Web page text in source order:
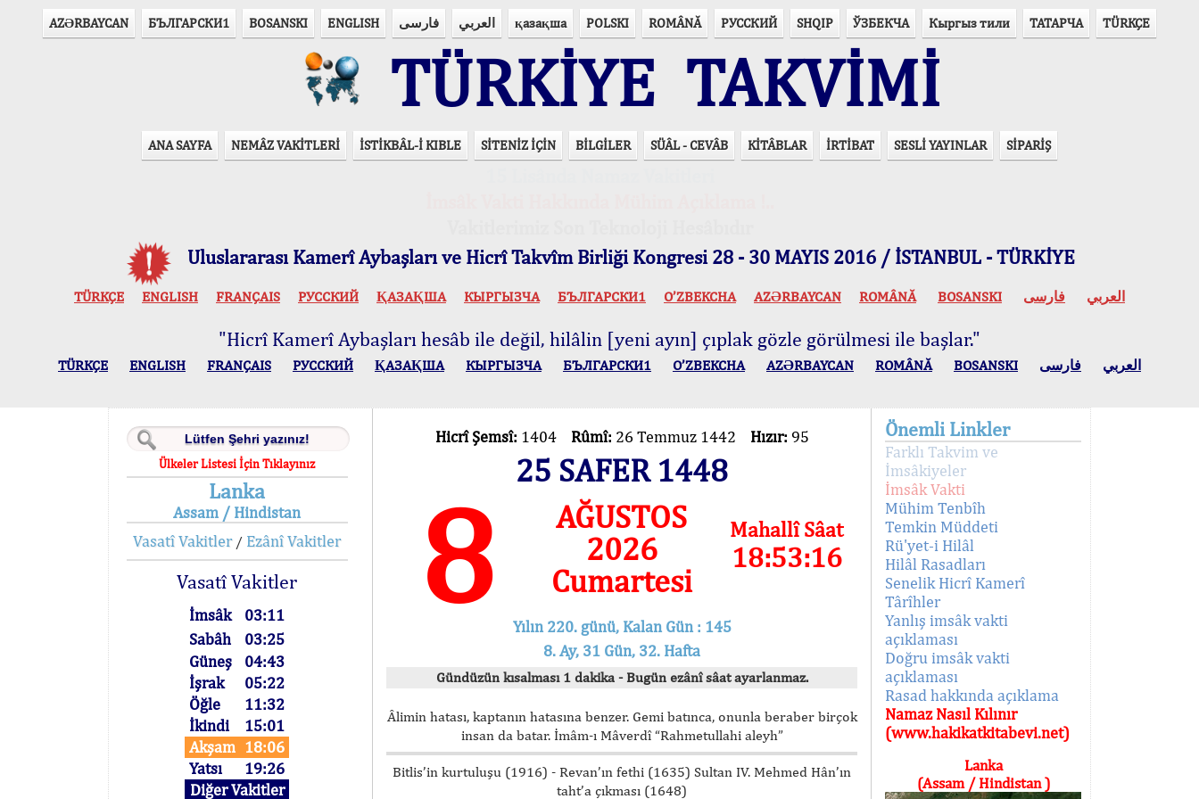
AZӘRBAYCAN БЪЛГАРСКИ1 BOSANSKI ENGLISH فارسی العربي қазақша POLSKI ROMÂNĂ РУССКИЙ SHQIP ЎЗБЕКЧА Кыргыз тили ТАТАРЧА TÜRKÇE
TÜRKİYE TAKVİMİ
ANA SAYFA NEMÂZ VAKİTLERİ İSTİKBÂL-İ KIBLE SİTENİZ İÇİN BİLGİLER SÜÂL - CEVÂB KİTÂBLAR İRTİBAT SESLİ YAYINLAR SİPARİŞ
Uluslararası Kamerî Aybaşları ve Hicrî Takvîm Birliği Kongresi 28 - 30 MAYIS 2016 / İSTANBUL - TÜRKİYE
TÜRKÇE ENGLISH FRANÇAIS РУССКИЙ ҚАЗАҚША КЫPГЫЗЧA БЪЛГАРСКИ1 O’ZBEKCHA AZӘRBAYCAN ROMÂNĂ BOSANSKI العربي فارسی
"Hicrî Kamerî Aybaşları hesâb ile değil, hilâlin [yeni ayın] çıplak gözle görülmesi ile başlar."
TÜRKÇE ENGLISH FRANÇAIS РУССКИЙ ҚАЗАҚША КЫPГЫЗЧA БЪЛГАРСКИ1 O’ZBEKCHA AZӘRBAYCAN ROMÂNĂ BOSANSKI العربي فارسی
Ülkeler Listesi İçin Tıklayınız
Lanka
Assam / Hindistan
Vasatî Vakitler/ Ezânî Vakitler
Vasatî Vakitler
İmsâk
03:11
Sabâh
03:25
Güneş
04:43
İşrak
05:22
Öğle
11:32
İkindi
15:01
Akşam 18:06
Yatsı
19:26
Diğer Vakitler
Hicrî Şemsî: 1404 Rûmî: 26 Temmuz 1442 Hızır: 95
25 SAFER 1448
8
AĞUSTOS
2026
Cumartesi
Mahallî Sâat
18:53:16
Yılın 220. günü, Kalan Gün : 145
8. Ay, 31 Gün, 32. Hafta
Gündüzün kısalması 1 dakika - Bugün ezânî sâat ayarlanmaz.
Âlimin hatası, kaptanın hatasına benzer. Gemi batınca, onunla beraber birçok
insan da batar. İmâm-ı Mâverdî “Rahmetullahi aleyh”
Bitlis’in kurtuluşu (1916) - Revan’ın fethi (1635) Sultan IV. Mehmed Hân’ın
taht’a çıkması (1648)
Önemli Linkler
Farklı Takvim ve
İmsâkiyeler
İmsâk Vakti
Mühim Tenbîh
Temkin Müddeti
Rü'yet-i Hilâl
Hilâl Rasadları
Senelik Hicrî Kamerî
Târîhler
Yanlış imsâk vakti
açıklaması
Doğru imsâk vakti
açıklaması
Rasad hakkında açıklama
Namaz Nasıl Kılınır
(www.hakikatkitabevi.net)
Lanka
(Assam / Hindistan )